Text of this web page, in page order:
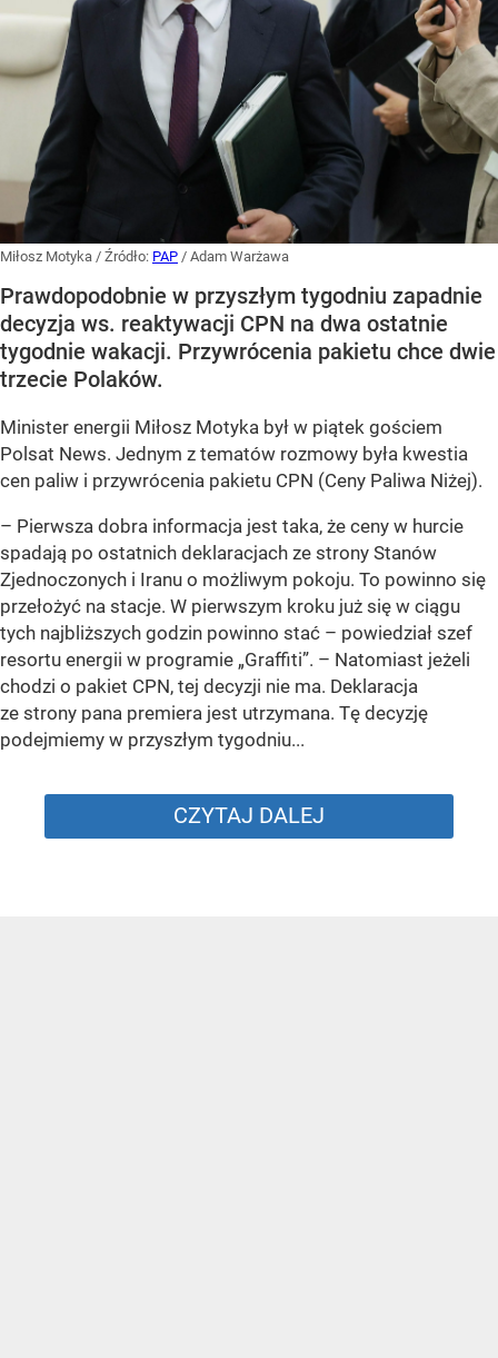
Miłosz Motyka / Źródło: PAP / Adam Warżawa
Prawdopodobnie w przyszłym tygodniu zapadnie
decyzja ws. reaktywacji CPN na dwa ostatnie
tygodnie wakacji. Przywrócenia pakietu chce dwie
trzecie Polaków.
Minister energii Miłosz Motyka był w piątek gościem
Polsat News. Jednym z tematów rozmowy była kwestia
cen paliw i przywrócenia pakietu CPN (Ceny Paliwa Niżej).
– Pierwsza dobra informacja jest taka, że ceny w hurcie
spadają po ostatnich deklaracjach ze strony Stanów
Zjednoczonych i Iranu o możliwym pokoju. To powinno się
przełożyć na stacje. W pierwszym kroku już się w ciągu
tych najbliższych godzin powinno stać – powiedział szef
resortu energii w programie „Graffiti”. – Natomiast jeżeli
chodzi o pakiet CPN, tej decyzji nie ma. Deklaracja
ze strony pana premiera jest utrzymana. Tę decyzję
podejmiemy w przyszłym tygodniu...
CZYTAJ DALEJ